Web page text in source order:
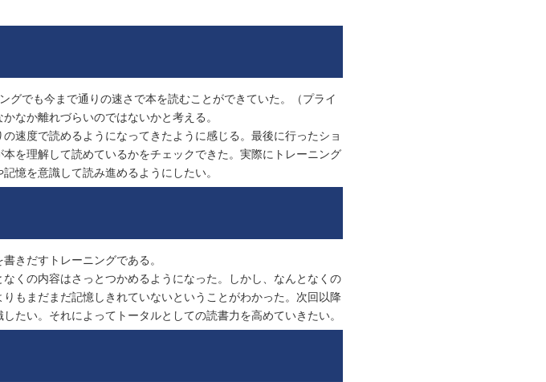
でも今まで通りの速さで本を読むことができていた。（プライ
なか離れづらいのではないかと考える。
速度で読めるようになってきたように感じる。最後に行ったショ
を理解して読めているかをチェックできた。実際にトレーニング
憶を意識して読み進めるようにしたい。
きだすトレーニングである。
くの内容はさっとつかめるようになった。しかし、なんとなくの
もまだまだ記憶しきれていないということがわかった。次回以降
たい。それによってトータルとしての読書力を高めていきたい。